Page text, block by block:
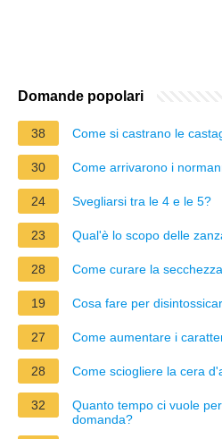
Domande popolari
38 Come si castrano le
30 Come arrivarono i
24 Svegliarsi tra le 4 e le 5?
23 Qual'è lo scopo delle
28 Come curare la
19 Cosa fare per
27 Come aumentare i
28 Come sciogliere la cera
32
Quanto tempo ci vuole
domanda?